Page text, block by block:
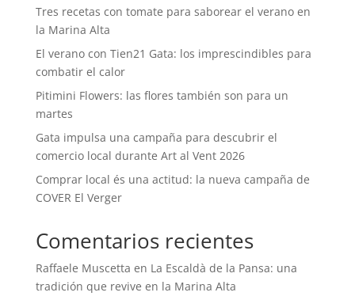
Tres recetas con tomate para saborear el verano en
la Marina Alta
El verano con Tien21 Gata: los imprescindibles para
combatir el calor
Pitimini Flowers: las flores también son para un
martes
Gata impulsa una campaña para descubrir el
comercio local durante Art al Vent 2026
Comprar local és una actitud: la nueva campaña de
COVER El Verger
Comentarios recientes
Raffaele Muscetta en La Escaldà de la Pansa: una
tradición que revive en la Marina Alta